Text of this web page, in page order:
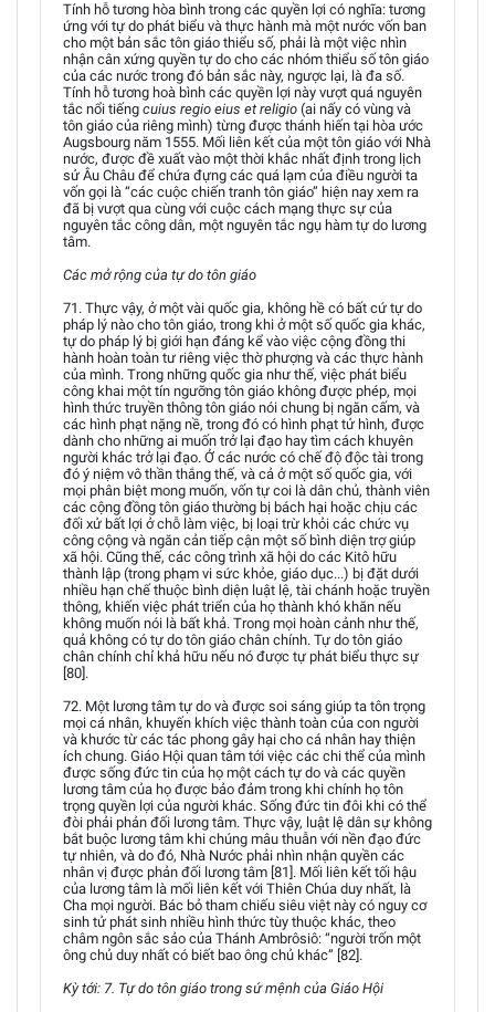
Tính hỗ tương hòa bình trong các quyền lợi có nghĩa: tương
ứng với tự do phát biểu và thực hành mà một nước vốn ban
cho một bản sắc tôn giáo thiểu số, phải là một việc nhìn
nhận cân xứng quyền tự do cho các nhóm thiểu số tôn giáo
của các nước trong đó bản sắc này, ngược lại, là đa số.
Tính hỗ tương hoà bình các quyền lợi này vượt quá nguyên
tắc nổi tiếng cuius regio eius et religio (ai nấy có vùng và
tôn giáo của riêng mình) từng được thánh hiến tại hòa ước
Augsbourg năm 1555. Mối liên kết của một tôn giáo với Nhà
nước, được đề xuất vào một thời khắc nhất định trong lịch
sử Âu Châu để chứa đựng các quá lạm của điều người ta
vốn gọi là “các cuộc chiến tranh tôn giáo” hiện nay xem ra
đã bị vượt qua cùng với cuộc cách mạng thực sự của
nguyên tắc công dân, một nguyên tắc ngụ hàm tự do lương
tâm.
Các mở rộng của tự do tôn giáo
71. Thực vậy, ở một vài quốc gia, không hề có bất cứ tự do
pháp lý nào cho tôn giáo, trong khi ở một số quốc gia khác,
tự do pháp lý bị giới hạn đáng kể vào việc cộng đồng thi
hành hoàn toàn tư riêng việc thờ phượng và các thực hành
của mình. Trong những quốc gia như thế, việc phát biểu
công khai một tín ngưỡng tôn giáo không được phép, mọi
hình thức truyền thông tôn giáo nói chung bị ngăn cấm, và
các hình phạt nặng nề, trong đó có hình phạt tử hình, được
dành cho những ai muốn trở lại đạo hay tìm cách khuyên
người khác trở lại đạo. Ở các nước có chế độ độc tài trong
đó ý niệm vô thần thắng thế, và cả ở một số quốc gia, với
mọi phân biệt mong muốn, vốn tự coi là dân chủ, thành viên
các cộng đồng tôn giáo thường bị bách hại hoặc chịu các
đối xử bất lợi ở chỗ làm việc, bị loại trừ khỏi các chức vụ
công cộng và ngăn cản tiếp cận một số bình diện trợ giúp
xã hội. Cũng thế, các công trình xã hội do các Kitô hữu
thành lập (trong phạm vi sức khỏe, giáo dục...) bị đặt dưới
nhiều hạn chế thuộc bình diện luật lệ, tài chánh hoặc truyền
thông, khiến việc phát triển của họ thành khó khăn nếu
không muốn nói là bất khả. Trong mọi hoàn cảnh như thế,
quả không có tự do tôn giáo chân chính. Tự do tôn giáo
chân chính chỉ khả hữu nếu nó được tự phát biểu thực sự
[80].
72. Một lương tâm tự do và được soi sáng giúp ta tôn trọng
mọi cá nhân, khuyến khích việc thành toàn của con người
và khước từ các tác phong gây hại cho cá nhân hay thiện
ích chung. Giáo Hội quan tâm tới việc các chi thể của mình
được sống đức tin của họ một cách tự do và các quyền
lương tâm của họ được bảo đảm trong khi chính họ tôn
trọng quyền lợi của người khác. Sống đức tin đôi khi có thể
đòi phải phản đối lương tâm. Thực vậy, luật lệ dân sự không
bắt buộc lương tâm khi chúng mâu thuẫn với nền đạo đức
tự nhiên, và do đó, Nhà Nước phải nhìn nhận quyền các
nhân vị được phản đối lương tâm [81]. Mối liên kết tối hậu
của lương tâm là mối liên kết với Thiên Chúa duy nhất, là
Cha mọi người. Bác bỏ tham chiếu siêu việt này có nguy cơ
sinh tử phát sinh nhiều hình thức tùy thuộc khác, theo
châm ngôn sắc sảo của Thánh Ambrôsiô: “người trốn một
ông chủ duy nhất có biết bao ông chủ khác” [82].
Kỳ tới: 7. Tự do tôn giáo trong sứ mệnh của Giáo Hội